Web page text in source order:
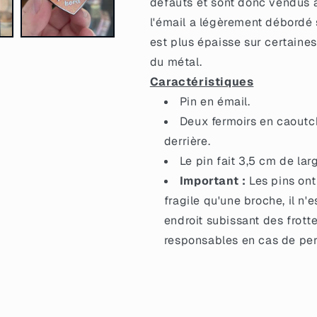
colorié
jusqu&#39;au
bord&quot;
à
paillettes
colorié
jusqu&#39;au
bord&quot;
paillettes
l'émail a légèrement
est plus épaisse sur
du métal.
Caractéristiques
Pin en émail.
Deux fermoirs en
derrière.
Le pin fait 3,5 cm de
Important : Les pins
fragile qu'une broche, il
endroit subissant des
responsables en cas de